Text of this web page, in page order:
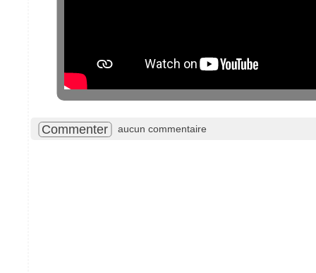
Commenter aucun commentaire